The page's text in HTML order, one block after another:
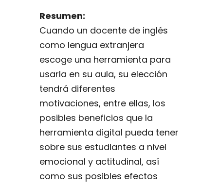
Resumen:
Cuando un docente de inglés
como lengua extranjera
escoge una herramienta para
usarla en su aula, su elección
tendrá diferentes
motivaciones, entre ellas, los
posibles beneficios que la
herramienta digital pueda tener
sobre sus estudiantes a nivel
emocional y actitudinal, así
como sus posibles efectos